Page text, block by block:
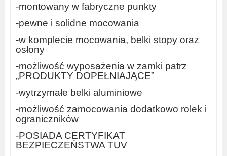
-montowany w fabryczne punkty
-pewne i solidne mocowania
-w komplecie mocowania, belki stopy oraz
osłony
-możliwość wyposażenia w zamki patrz
„PRODUKTY DOPEŁNIAJĄCE”
-wytrzymałe belki aluminiowe
-możliwość zamocowania dodatkowo rolek i
ograniczników
-POSIADA CERTYFIKAT
BEZPIECZEŃSTWA TUV